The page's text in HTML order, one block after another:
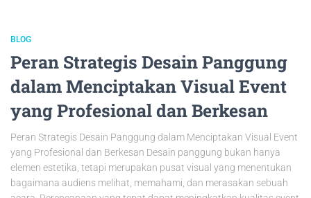
BLOG
Peran Strategis Desain Panggung
dalam Menciptakan Visual Event
yang Profesional dan Berkesan
Peran Strategis Desain Panggung dalam Menciptakan Visual Event
yang Profesional dan Berkesan Desain panggung bukan hanya
elemen estetika, tetapi merupakan pusat visual yang menentukan
bagaimana audiens melihat, memahami, dan merasakan sebuah